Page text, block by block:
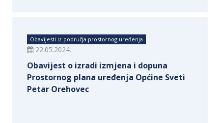
Obavijesti iz područja prostornog uređenja
22.05.2024.
Obavijest o izradi izmjena i dopuna
Prostornog plana uređenja Općine Sveti
Petar Orehovec